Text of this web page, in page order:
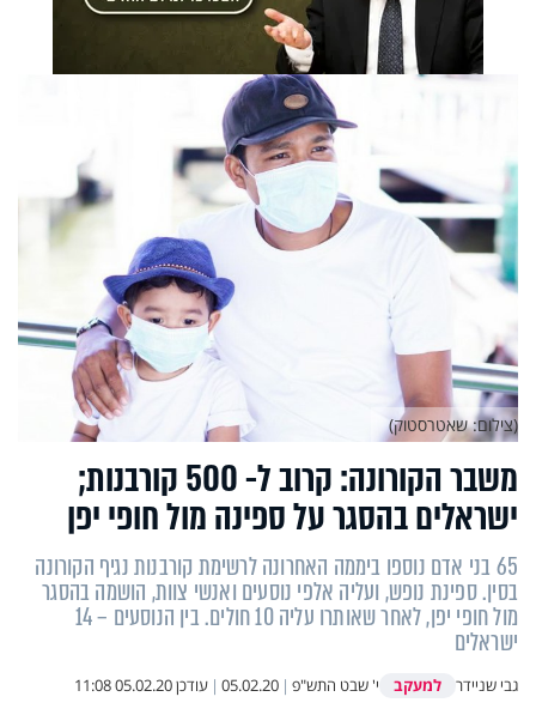
משבר הקורונה: קרוב ל- 500 קורבנות;
ישראלים בהסגר על ספינה מול חופי יפן
65 בני אדם נוספו ביממה האחרונה לרשימת קורבנות נגיף הקורונה
בסין. ספינת נופש, ועליה אלפי נוסעים ואנשי צוות, הושמה בהסגר
מול חופי יפן, לאחר שאותרו עליה 10 חולים. בין הנוסעים – 14
ישראלים
גבי שניידר למעקב י' שבט התש"פ |
05.02.20
| עודכן05.02.20 11:08
(צילום: שאטרסטוק)